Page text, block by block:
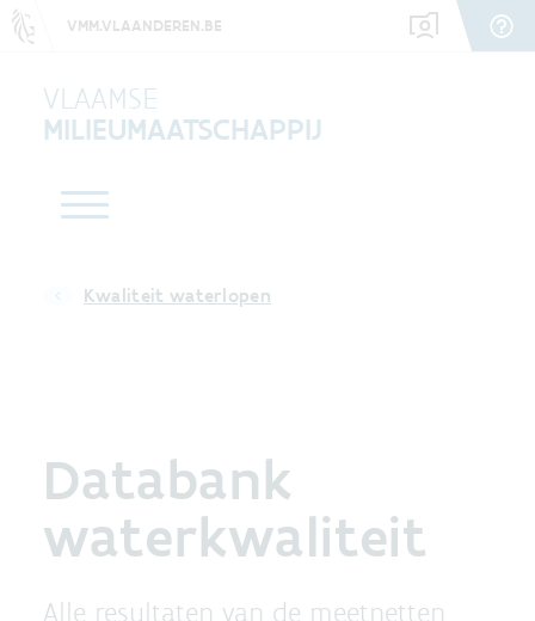
VMM.VLAANDEREN.BE
VLAAMSE
MILIEUMAATSCHAPPIJ
Kwaliteit waterlopen
Databank
waterkwaliteit
Alle resultaten van de meetnetten